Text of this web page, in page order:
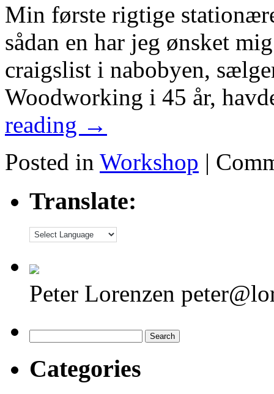
Min første rigtige
sådan en har jeg ønsket
craigslist i nabobyen,
Woodworking i 45 år,
reading →
Posted in Workshop |
Translate:
Peter Lorenzen
for:
Categories